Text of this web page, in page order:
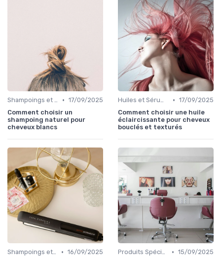
Shampoings et Après-Shampoings • 17/09/2025
Comment choisir un
shampoing naturel pour
cheveux blancs
Huiles et Sérums • 17/09/2025
Comment choisir une huile
éclaircissante pour cheveux
bouclés et texturés
Shampoings et Après-Shampoings • 16/09/2025
Produits Spécifiques (Anti-Frisottis, Hydratants) • 15/09/2025